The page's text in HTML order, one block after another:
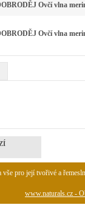
Ovčí vlna
Ovčí vlna
pro její tvořivé a
www.naturals.cz -